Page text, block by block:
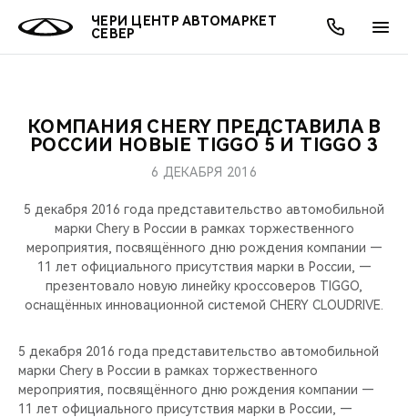
ЧЕРИ ЦЕНТР АВТОМАРКЕТ
СЕВЕР
МОДЕЛИ
КРОССОВЕРЫ
СЕДАНЫ
НОВИНКИ
ПОКУПАТЕЛЯМ
КРЕДИТ И СТРАХОВАНИЕ
ВЛАДЕЛЬЦАМ
ЗАПЧАСТИ И АКСЕССУАРЫ
ПОДДЕРЖКА
МИР CHERY
О БРЕНДЕ
CHERY В СОЦСЕТЯХ
БЛАГОТВОРИТЕЛЬНОСТЬ
CHERY REMOTE
АКЦИИ
ОНЛАЙН СЕРВИСЫ
КРЕДИТ
О КОМПАНИИ
МЫ В СОЦСЕТЯХ
КОМПАНИЯ CHERY ПРЕДСТАВИЛА В
РОССИИ НОВЫЕ TIGGO 5 И TIGGO 3
6 ДЕКАБРЯ 2016
5 декабря 2016 года представительство автомобильной
марки Chery в России в рамках торжественного
мероприятия, посвящённого дню рождения компании —
11 лет официального присутствия марки в России, —
презентовало новую линейку кроссоверов TIGGO,
оснащённых инновационной системой CHERY CLOUDRIVE.
5 декабря 2016 года представительство автомобильной
марки Chery в России в рамках торжественного
мероприятия, посвящённого дню рождения компании —
11 лет официального присутствия марки в России, —